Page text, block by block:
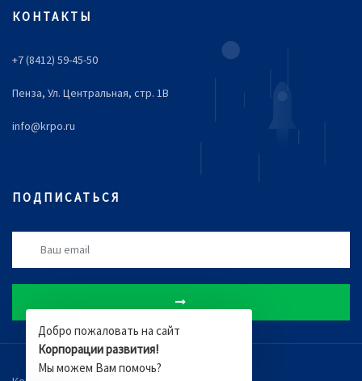
Добро пожаловать на сайт
Корпорации развития!
Мы можем Вам помочь?
КОНТАКТЫ
+7 (8412) 59-45-50
Пенза, Ул. Центральная, стр. 1В
info@krpo.ru
ПОДПИСАТЬСЯ